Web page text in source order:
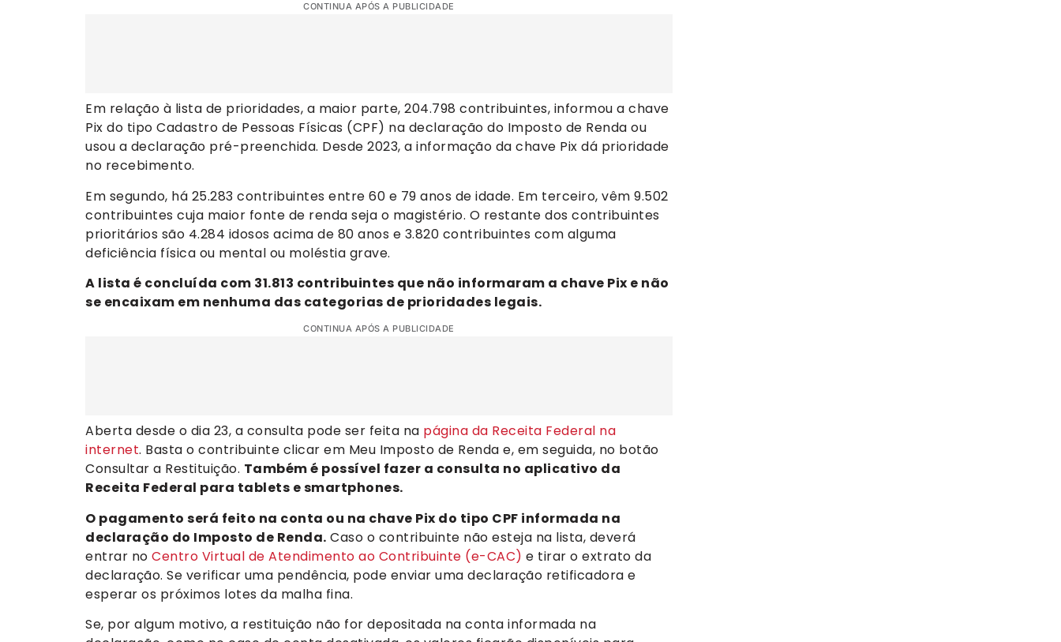
CONTINUA APÓS A PUBLICIDADE
Em relação à lista de prioridades, a maior parte, 204.798 contribuintes, informou a chave
Pix do tipo Cadastro de Pessoas Físicas (CPF) na declaração do Imposto de Renda ou
usou a declaração pré-preenchida. Desde 2023, a informação da chave Pix dá prioridade
no recebimento.
Em segundo, há 25.283 contribuintes entre 60 e 79 anos de idade. Em terceiro, vêm 9.502
contribuintes cuja maior fonte de renda seja o magistério. O restante dos contribuintes
prioritários são 4.284 idosos acima de 80 anos e 3.820 contribuintes com alguma
deficiência física ou mental ou moléstia grave.
A lista é concluída com 31.813 contribuintes que não informaram a chave Pix e não
se encaixam em nenhuma das categorias de prioridades legais.
CONTINUA APÓS A PUBLICIDADE
Aberta desde o dia 23, a consulta pode ser feita na página da Receita Federal na
internet. Basta o contribuinte clicar em Meu Imposto de Renda e, em seguida, no botão
Consultar a Restituição. Também é possível fazer a consulta no aplicativo da
Receita Federal para tablets e smartphones.
O pagamento será feito na conta ou na chave Pix do tipo CPF informada na
declaração do Imposto de Renda. Caso o contribuinte não esteja na lista, deverá
entrar no Centro Virtual de Atendimento ao Contribuinte (e-CAC) e tirar o extrato da
declaração. Se verificar uma pendência, pode enviar uma declaração retificadora e
esperar os próximos lotes da malha fina.
Se, por algum motivo, a restituição não for depositada na conta informada na